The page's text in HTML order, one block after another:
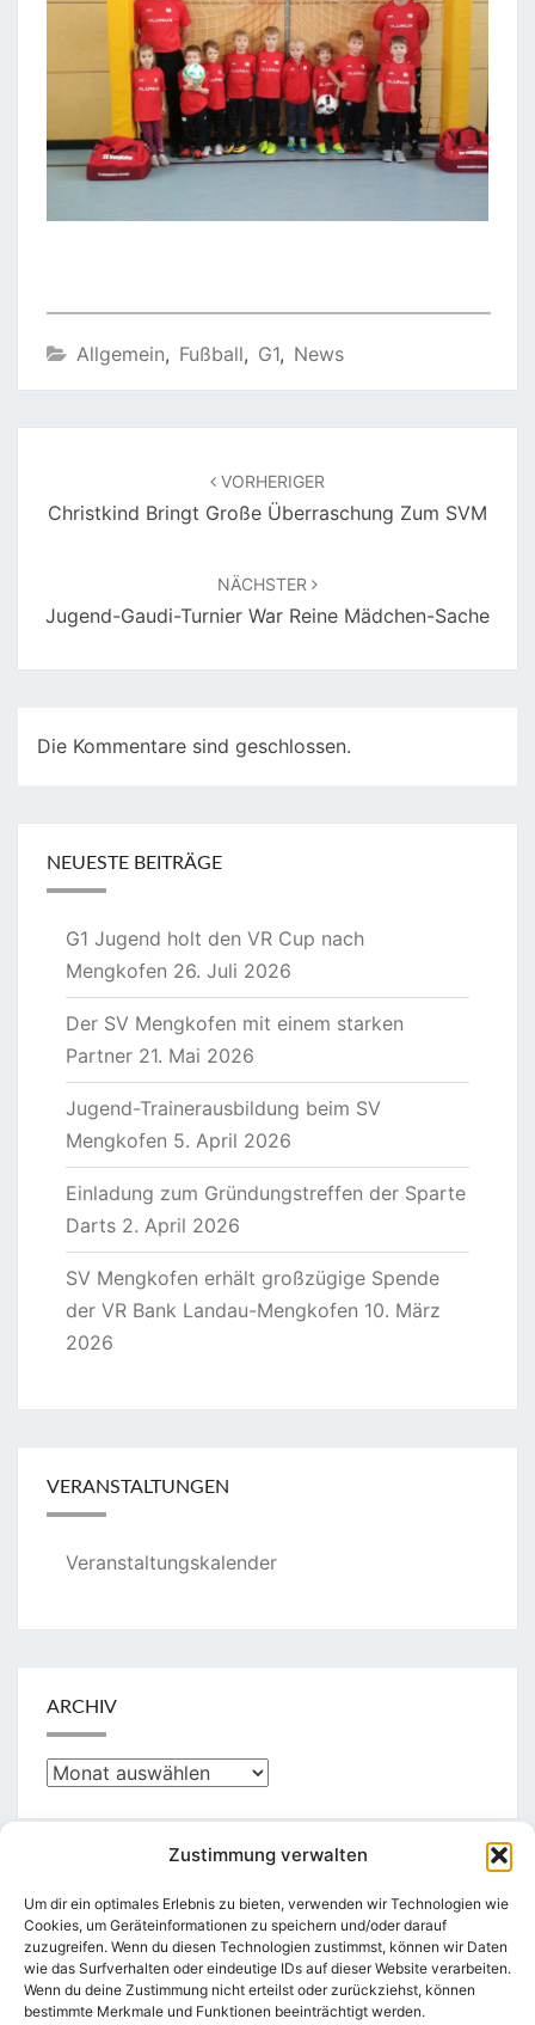
Zustimmung verwalten
Um dir ein optimales Erlebnis zu bieten, verwenden wir Technologien wie
Cookies, um Geräteinformationen zu speichern und/oder darauf
zuzugreifen. Wenn du diesen Technologien zustimmst, können wir Daten
wie das Surfverhalten oder eindeutige IDs auf dieser Website verarbeiten.
Wenn du deine Zustimmung nicht erteilst oder zurückziehst, können
bestimmte Merkmale und Funktionen beeinträchtigt werden.
Allgemein, Fußball, G1, News
VORHERIGER
Christkind Bringt Große Überraschung Zum SVM
NÄCHSTER
Jugend-Gaudi-Turnier War Reine Mädchen-Sache
Die Kommentare sind geschlossen.
NEUESTE BEITRÄGE
G1 Jugend holt den VR Cup nach
Mengkofen 26. Juli 2026
Der SV Mengkofen mit einem starken
Partner 21. Mai 2026
Jugend-Trainerausbildung beim SV
Mengkofen 5. April 2026
Einladung zum Gründungstreffen der Sparte
Darts 2. April 2026
SV Mengkofen erhält großzügige Spende
der VR Bank Landau-Mengkofen 10. März
2026
VERANSTALTUNGEN
Veranstaltungskalender
ARCHIV
Archiv
KATEGORIEN
Kategorien